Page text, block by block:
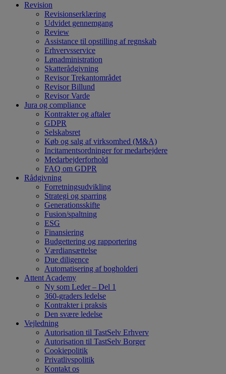
Revision
Revisionserklæring
Udvidet gennemgang
Review
Assistance til opstilling af regnskab
Erhvervsservice
Lønadministration
Skatterådgivning
Revisor Trekantområdet
Revisor Billund
Revisor Varde
Jura og compliance
Kontrakter og aftaler
GDPR
Selskabsret
Køb og salg af virksomhed (M&A)
Incitamentsordninger for medarbejdere
Medarbejderforhold
FAQ om GDPR
Rådgivning
Forretningsudvikling
Strategi og sparring
Generationsskifte
Fusion/spaltning
ESG
Finansiering
Budgettering og rapportering
Værdiansættelse
Due diligence
Automatisering af bogholderi
Attent Academy
Ny som Leder – Del 1
360-graders ledelse
Kontrakter i praksis
Den svære ledelse
Vejledning
Autorisation til TastSelv Erhverv
Autorisation til TastSelv Borger
Cookiepolitik
Privatlivspolitik
Kontakt os